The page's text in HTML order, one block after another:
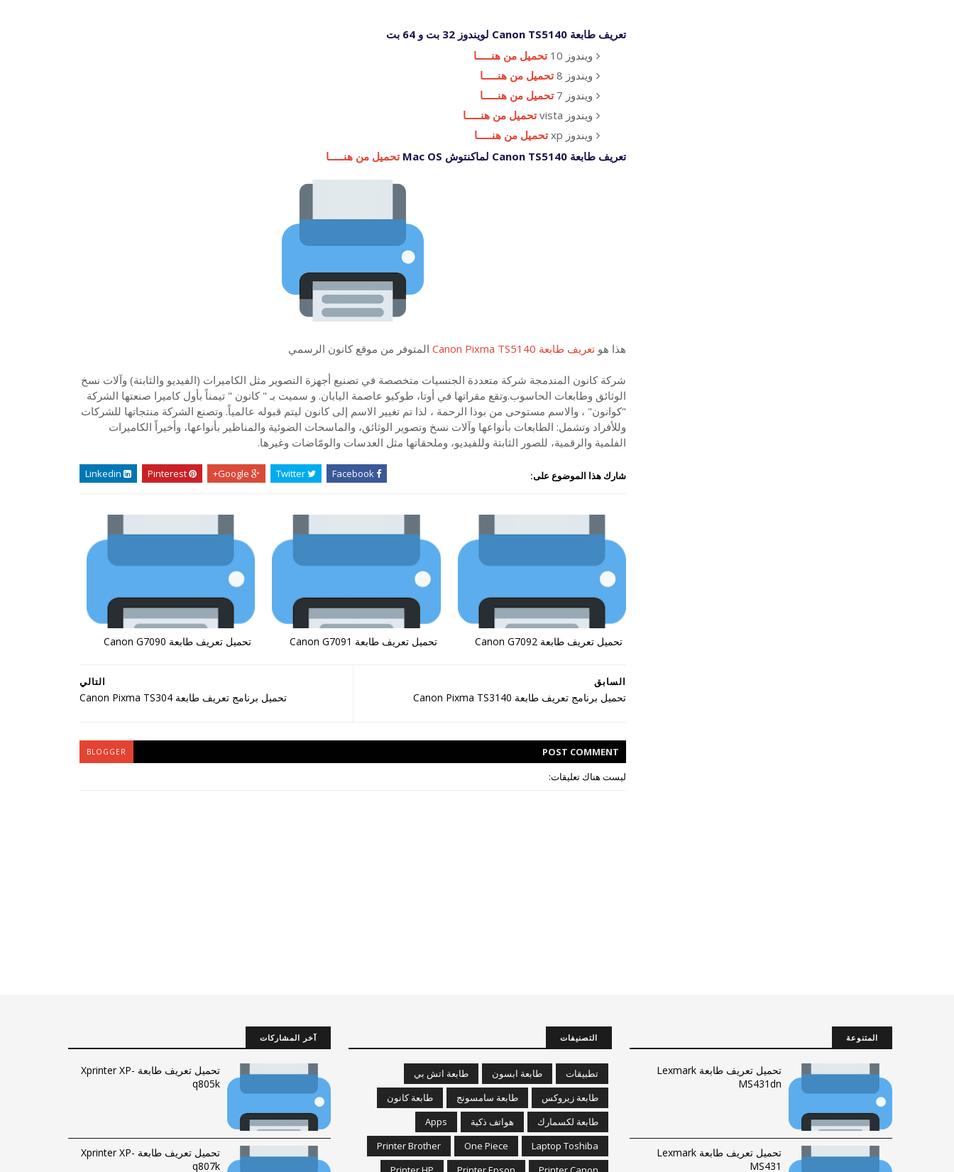
تعريف طابعة Canon TS5140 لويندوز 32 بت و 64 بت
ويندوز 10
تحميل من هنـــــا
ويندوز 8
تحميل من هنـــــا
ويندوز 7
تحميل من هنـــــا
ويندوز vista
تحميل من هنـــــا
ويندوز xp
تحميل من هنـــــا
تعريف طابعة Canon TS5140 لماكنتوش Mac OS
تحميل من هنـــــا
هذا هو تعريف طابعة Canon Pixma TS5140 المتوفر من موقع كانون الرسمي
شركة كانون المندمجة شركة متعددة الجنسيات متخصصة في تصنيع أجهزة التصوير مثل الكاميرات (الفيديو والثابتة) وآلات نسخ
الوثائق وطابعات الحاسوب.وتقع مقراتها في أوتا، طوكيو عاصمة اليابان. و سميت بـ " كانون " تيمناً بأول كاميرا صنعتها الشركة
"كوانون" ، والاسم مستوحى من بوذا الرحمة ، لذا تم تغيير الاسم إلى كانون ليتم قبوله عالمياً. وتصنع الشركة منتجاتها للشركات
وللأفراد وتشمل: الطابعات بأنواعها وآلات نسخ وتصوير الوثائق، والماسحات الضوئية والمناظير بأنواعها، وأخيراً الكاميرات
الفلمية والرقمية، للصور الثابتة وللفيديو، وملحقاتها مثل العدسات والومّاضات وغيرها.
شارك هذا الموضوع على:
تحميل تعريف طابعة Canon G7092 تحميل تعريف طابعة Canon G7091 تحميل تعريف طابعة Canon G7090
التالي
تحميل برنامج تعريف طابعة Canon Pixma TS304
السابق
تحميل برنامج تعريف طابعة Canon Pixma TS3140
POST COMMENT
BLOGGER
ليست هناك تعليقات:
المتنوعة
تحميل تعريف طابعة Lexmark
MS431dn
تحميل تعريف طابعة Lexmark
MS431
التصنيفات
تطبيقات طابعة ابسون
طابعة اتش بي
طابعة زيروكس
طابعة سامسونج
طابعة كانون
طابعة لكسمارك
هواتف ذكية
Apps
Laptop Toshiba
One Piece
Printer Brother
آخر المشاركات
تحميل تعريف طابعة Xprinter XP-
q805k
تحميل تعريف طابعة Xprinter XP-
q807k